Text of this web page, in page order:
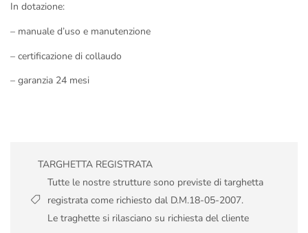
In dotazione:
– manuale d’uso e manutenzione
– certificazione di collaudo
– garanzia 24 mesi
TARGHETTA REGISTRATA
Tutte le nostre strutture sono previste di targhetta
registrata come richiesto dal D.M.18-05-2007.
Le traghette si rilasciano su richiesta del cliente